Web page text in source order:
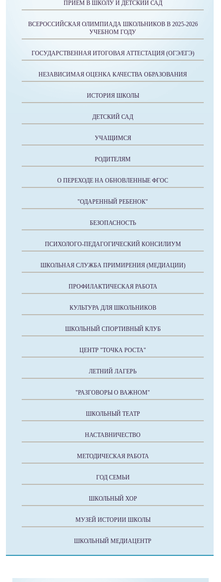
ПРИЕМ В ШКОЛУ И ДЕТСКИЙ САД
ВСЕРОССИЙСКАЯ ОЛИМПИАДА ШКОЛЬНИКОВ В 2025-2026
УЧЕБНОМ ГОДУ
ГОСУДАРСТВЕННАЯ ИТОГОВАЯ АТТЕСТАЦИЯ (ОГЭ/ЕГЭ)
НЕЗАВИСИМАЯ ОЦЕНКА КАЧЕСТВА ОБРАЗОВАНИЯ
ИСТОРИЯ ШКОЛЫ
ДЕТСКИЙ САД
УЧАЩИМСЯ
РОДИТЕЛЯМ
О ПЕРЕХОДЕ НА ОБНОВЛЕННЫЕ ФГОС
"ОДАРЕННЫЙ РЕБЕНОК"
БЕЗОПАСНОСТЬ
ПСИХОЛОГО-ПЕДАГОГИЧЕСКИЙ КОНСИЛИУМ
ШКОЛЬНАЯ СЛУЖБА ПРИМИРЕНИЯ (МЕДИАЦИИ)
ПРОФИЛАКТИЧЕСКАЯ РАБОТА
КУЛЬТУРА ДЛЯ ШКОЛЬНИКОВ
ШКОЛЬНЫЙ СПОРТИВНЫЙ КЛУБ
ЦЕНТР "ТОЧКА РОСТА"
ЛЕТНИЙ ЛАГЕРЬ
"РАЗГОВОРЫ О ВАЖНОМ"
ШКОЛЬНЫЙ ТЕАТР
НАСТАВНИЧЕСТВО
МЕТОДИЧЕСКАЯ РАБОТА
ГОД СЕМЬИ
ШКОЛЬНЫЙ ХОР
МУЗЕЙ ИСТОРИИ ШКОЛЫ
ШКОЛЬНЫЙ МЕДИАЦЕНТР